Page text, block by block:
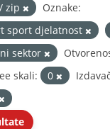
zip
Oznake:
sport djelatnost
sektor
skali:
0